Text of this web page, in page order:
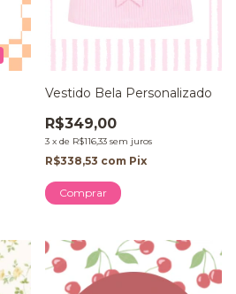
Vestido Bela Personalizado
R$349,00
3 x de R$116,33 sem juros
R$338,53 com Pix
Comprar